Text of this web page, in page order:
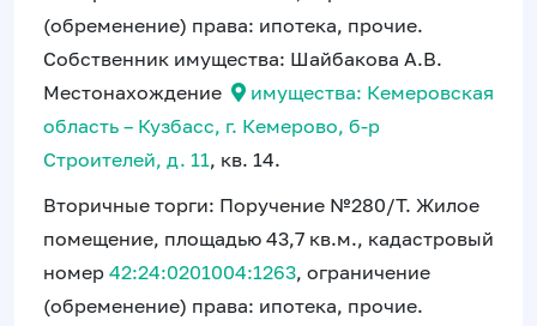
(обременение) права: ипотека, прочие.
Собственник имущества: Шайбакова А.В.
Местонахождение
имущества: Кемеровская
область – Кузбасс, г. Кемерово, б-р
Строителей, д. 11, кв. 14.
Вторичные торги: Поручение №280/Т. Жилое
помещение, площадью 43,7 кв.м., кадастровый
номер 42:24:0201004:1263, ограничение
(обременение) права: ипотека, прочие.